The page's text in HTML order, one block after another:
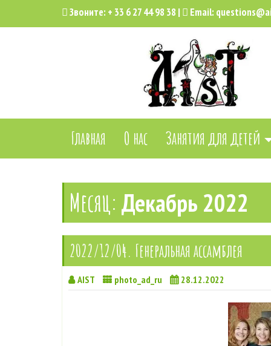
Звоните: + 33 6 27 44 98 38 | Email:
Главная О нас Занятия для детей
Месяц: Декабрь 2022
2022/12/04. Генеральная ассамблея
AIST photo_ad_ru 28.12.2022